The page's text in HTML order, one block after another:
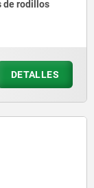
de rodillos
DETALLES